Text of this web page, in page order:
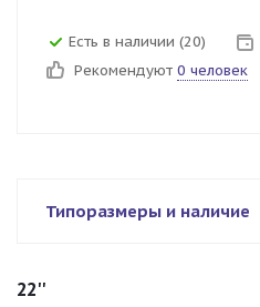
Есть в наличии (20)
Рекомендуют 0 человек
Типоразмеры и наличие
22''